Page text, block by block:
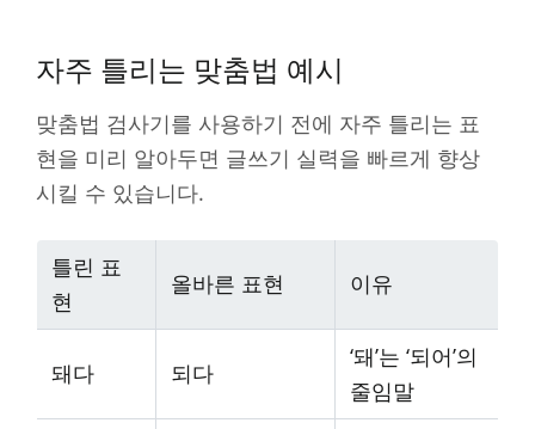
자주 틀리는 맞춤법 예시
맞춤법 검사기를 사용하기 전에 자주 틀리는 표
현을 미리 알아두면 글쓰기 실력을 빠르게 향상
시킬 수 있습니다.
틀린 표
현
올바른 표현 이유
돼다 되다
‘돼’는 ‘되어’의
줄임말